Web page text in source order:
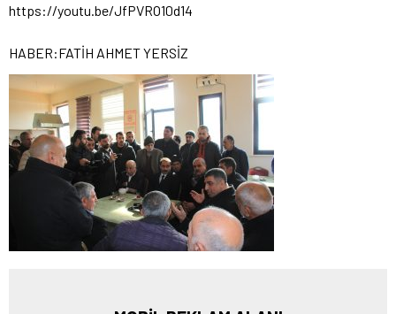
https://youtu.be/JfPVRO10d14
HABER:FATİH AHMET YERSİZ